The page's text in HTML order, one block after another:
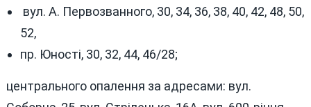
вул. А. Первозванного, 30, 34, 36, 38, 40, 42, 48, 50,
52,
пр. Юності, 30, 32, 44, 46/28;
центрального опалення за адресами: вул.